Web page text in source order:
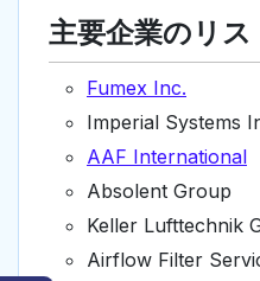
主要企業のリス
Fumex Inc.
Imperial Systems
AAF International
Absolent Group
Keller Lufttechnik
Airflow Filter